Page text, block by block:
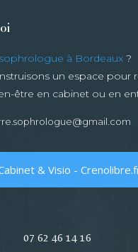
sophrologue à Bordeaux?
un espace pour
être en cabinet ou en
& Visio -
07 62 46 14 16